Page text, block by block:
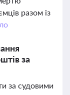
разом із
за
за судовими